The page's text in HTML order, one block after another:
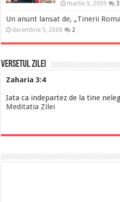
martie 9, 2009 3
Un anunt lansat de, „Tinerii
decembrie 5, 2008 2
Versetul Zilei
Zaharia 3:4
Iata ca indepartez de la tine
Meditatia Zilei